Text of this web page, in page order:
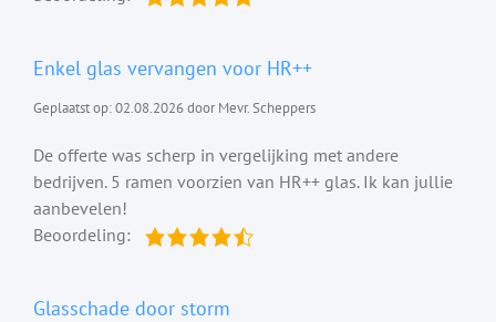
Enkel glas vervangen voor HR++
Geplaatst op: 02.08.2026 door Mevr. Scheppers
De offerte was scherp in vergelijking met andere
bedrijven. 5 ramen voorzien van HR++ glas. Ik kan jullie
aanbevelen!
Beoordeling:
Glasschade door storm